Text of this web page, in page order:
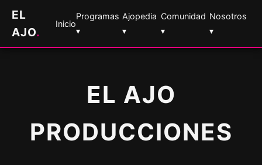
EL
AJO.
Inicio
Programas
▾
Ajopedia
▾
Comunidad
▾
Nosotros
▾
EL AJO
PRODUCCIONES